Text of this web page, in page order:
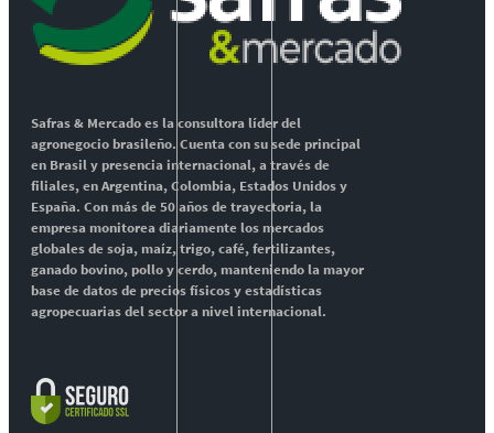
Safras & Mercado es la consultora líder del
agronegocio brasileño. Cuenta con su sede principal
en Brasil y presencia internacional, a través de
filiales, en Argentina, Colombia, Estados Unidos y
España. Con más de 50 años de trayectoria, la
empresa monitorea diariamente los mercados
globales de soja, maíz, trigo, café, fertilizantes,
ganado bovino, pollo y cerdo, manteniendo la mayor
base de datos de precios físicos y estadísticas
agropecuarias del sector a nivel internacional.